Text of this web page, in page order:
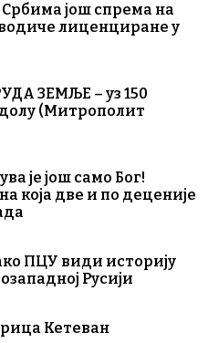
још спрема на
лиценциране у
ЗЕМЉЕ – уз 150
(Митрополит
је још само Бог!
која две и по деценије
ПЦУ види историју
Русији
Кетеван